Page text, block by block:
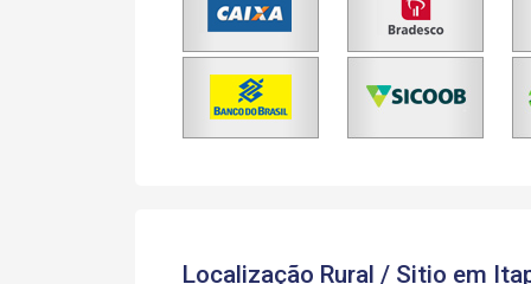
Localização Rural / Sitio em